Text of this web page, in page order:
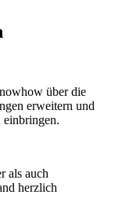
über die
erweitern und
einbringen.
als auch
herzlich